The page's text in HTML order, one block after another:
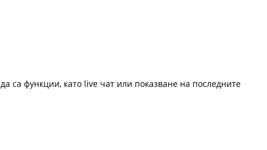
са функции, като live чат или показване на последните